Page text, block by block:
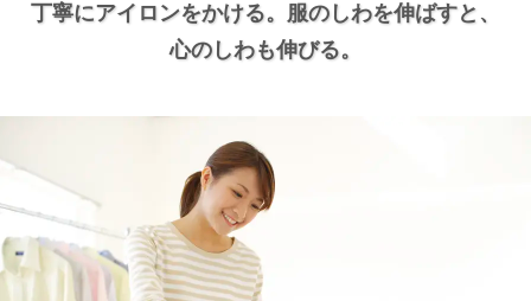
丁寧にアイロンをかける。 服のしわを伸ばすと、
心のしわも伸びる。